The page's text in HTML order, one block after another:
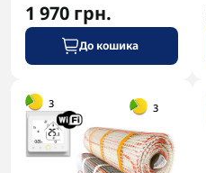
1 970 грн.
До кошика
3
-5% в корзині
3